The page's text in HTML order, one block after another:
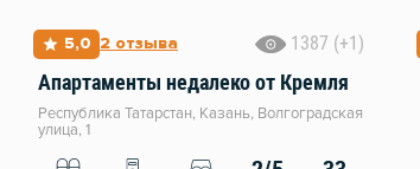
5,0 2 отзыва
1387 (+1)
Апартаменты недалеко от Кремля
Республика Татарстан, Казань, Волгоградская
улица, 1